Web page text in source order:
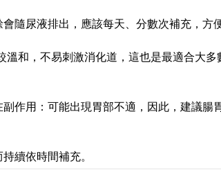
隨尿液排出，應該每天、分數次補充，方
和，不易刺激消化道，這也是最適合大多
作用：可能出現胃部不適，因此，建議腸
續依時間補充。